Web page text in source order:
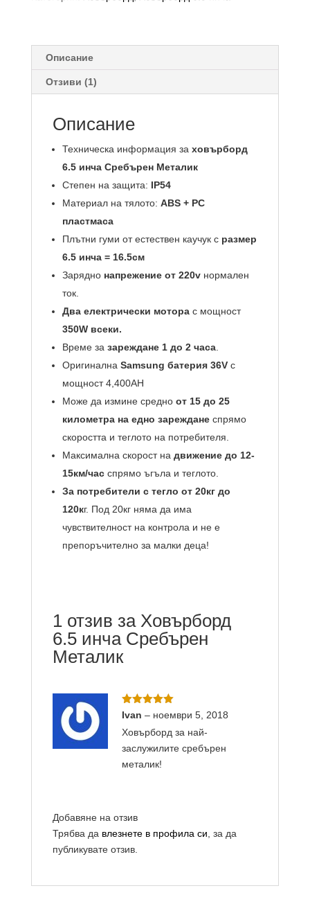
Описание
Отзиви (1)
Описание
Техническа информация за ховърборд
6.5 инча Сребърен Металик
Степен на защита: IP54
Материал на тялото: ABS + PC
пластмаса
Плътни гуми от естествен каучук с размер
6.5 инча = 16.5см
Зарядно напрежение от 220vнормален
ток.
Два електрически моторас мощност
350W всеки.
Време за зареждане 1 до 2 часа.
Оригинална Samsung батерия 36Vс
мощност 4,400AH
Може да измине средно от 15 до 25
километра на едно зарежданеспрямо
скоростта и теглото на потребителя.
Максимална скорост на движение до 12-
15км/часспрямо ъгъла и теглото.
За потребители с тегло от 20кг до
120кг. Под 20кг няма да има
чувствителност на контрола и не е
препоръчително за малки деца!
1 отзив за Ховърборд
6.5 инча Сребърен
Металик
Оценено с
Ivan – ноември 5, 2018
Ховърборд за най-
заслужилите сребърен
металик!
Добавяне на отзив
Трябва да влезнете в профила си , за да
публикувате отзив.